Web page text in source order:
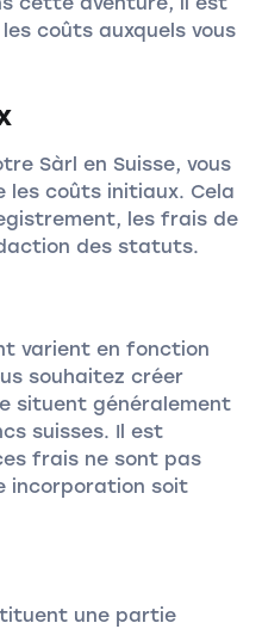
coûts auxquels vous
Sàrl en Suisse, vous
les coûts initiaux. Cela
les frais de
des statuts.
varient en fonction
souhaitez créer
situent généralement
suisses. Il est
frais ne sont pas
incorporation soit
une partie